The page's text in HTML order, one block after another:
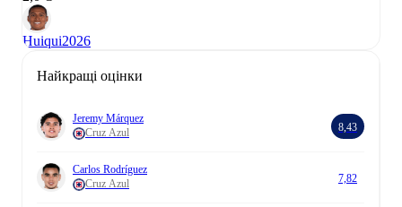
Huiqui2026
Найкращі оцінки
Jeremy Márquez
Cruz Azul
8,43
Carlos Rodríguez
Cruz Azul
7,82